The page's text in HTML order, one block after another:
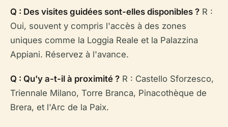
Q : Des visites guidées sont-elles disponibles ? R :
Oui, souvent y compris l'accès à des zones
uniques comme la Loggia Reale et la Palazzina
Appiani. Réservez à l'avance.
Q : Qu'y a-t-il à proximité ? R : Castello Sforzesco,
Triennale Milano, Torre Branca, Pinacothèque de
Brera, et l'Arc de la Paix.